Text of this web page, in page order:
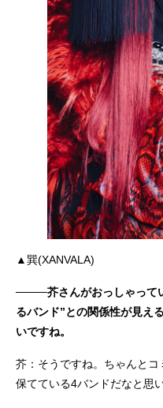
▲巽(XANVALA)
────芥さんがおっしゃって
るバンド”との関係性が見え
いですね。
芥：そうですね。ちゃんと
保てている4バンドだなと思い